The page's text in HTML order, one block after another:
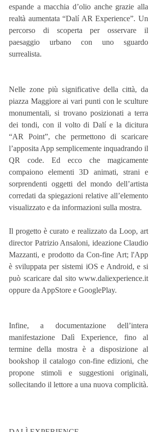
espande a macchia d’olio anche grazie alla
realtà aumentata “Dalí AR Experience”. Un
percorso di scoperta per osservare il
paesaggio urbano con uno sguardo
surrealista.
Nelle zone più significative della città, da
piazza Maggiore ai vari punti con le sculture
monumentali, si trovano posizionati a terra
dei tondi, con il volto di Dalí e la dicitura
“AR Point”, che permettono di scaricare
l’apposita App semplicemente inquadrando il
QR code. Ed ecco che magicamente
compaiono elementi 3D animati, strani e
sorprendenti oggetti del mondo dell’artista
corredati da spiegazioni relative all’elemento
visualizzato e da informazioni sulla mostra.
Il progetto è curato e realizzato da Loop, art
director Patrizio Ansaloni, ideazione Claudio
Mazzanti, e prodotto da Con-fine Art; l'App
è sviluppata per sistemi iOS e Android, e si
può scaricare dal sito www.daliexperience.it
oppure da AppStore e GooglePlay.
Infine, a documentazione dell’intera
manifestazione Dalì Experience, fino al
termine della mostra è a disposizione al
bookshop il catalogo con-fine edizioni, che
propone stimoli e suggestioni originali,
sollecitando il lettore a una nuova complicità.